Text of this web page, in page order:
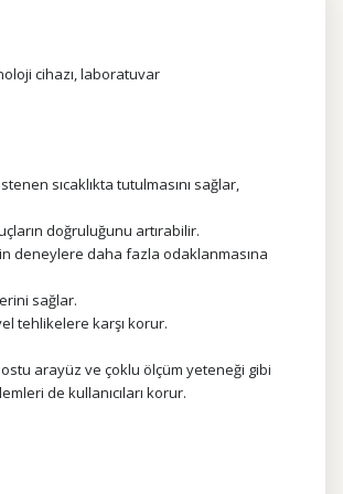
cihazı, laboratuvar
sıcaklıkta tutulmasını sağlar,
doğruluğunu artırabilir.
deneylere daha fazla odaklanmasına
sağlar.
tehlikelere karşı korur.
arayüz ve çoklu ölçüm yeteneği gibi
de kullanıcıları korur.